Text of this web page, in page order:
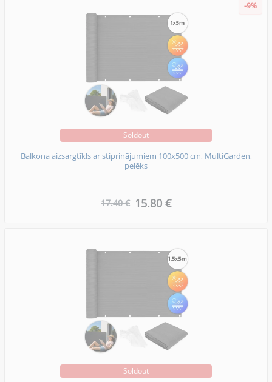
-9%
Soldout
Balkona aizsargtīkls ar stiprinājumiem 100x500 cm, MultiGarden,
pelēks
17.40 € 15.80 €
Soldout